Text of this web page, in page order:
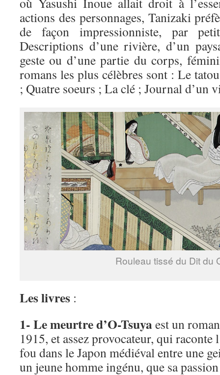
actions des personnages, Tanizaki
de façon impressionniste, par
Descriptions d’une rivière, d’un
geste ou d’une partie du corps,
romans les plus célèbres sont : Le
; Quatre soeurs ; La clé ; Journal d’un
Rouleau tissé du Dit du
Les livres :
1- Le meurtre d’O-Tsuyaest un
1915, et assez provocateur, qui raconte
fou dans le Japon médiéval entre une
un jeune homme ingénu, que sa